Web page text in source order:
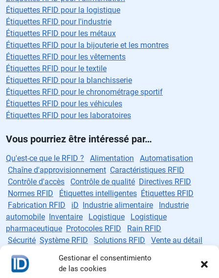
Gestionar el consentimiento
de las cookies
Étiquettes RFID pour la logistique
Étiquettes RFID pour l'industrie
Étiquettes RFID pour les métaux
Étiquettes RFID pour la bijouterie et les montres
Étiquettes RFID pour les vêtements
Étiquettes RFID pour le textile
Étiquettes RFID pour la blanchisserie
Étiquettes RFID pour le chronométrage sportif
Étiquettes RFID pour les véhicules
Étiquettes RFID pour les laboratoires
Vous pourriez être intéressé par…
Qu'est-ce que le RFID ? Alimentation
Automatisation
Chaîne d'approvisionnement Caractéristiques RFID
Contrôle d'accès
Contrôle de qualité Directives RFID
Normes RFID
Étiquettes intelligentes Étiquettes RFID
Fabrication RFID
iD Industrie alimentaire
Industrie
automobile Inventaire Logistique
Logistique
pharmaceutique Protocoles RFID
Rain RFID
Sécurité Système RFID Solutions RFID
Vente au détail